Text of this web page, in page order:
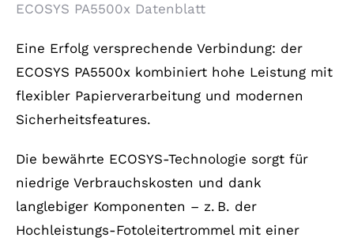
ECOSYS PA5500x Datenblatt
Eine Erfolg versprechende Verbindung: der
ECOSYS PA5500x kombiniert hohe Leistung mit
flexibler Papierverarbeitung und modernen
Sicherheitsfeatures.
Die bewährte ECOSYS-Technologie sorgt für
niedrige Verbrauchskosten und dank
langlebiger Komponenten – z. B. der
Hochleistungs-Fotoleitertrommel mit einer